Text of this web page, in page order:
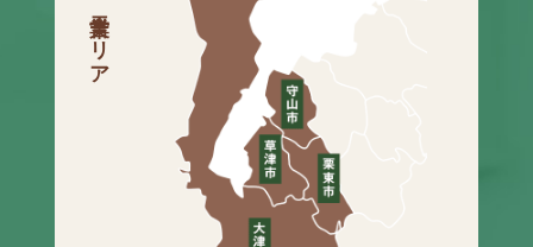
営業エリア